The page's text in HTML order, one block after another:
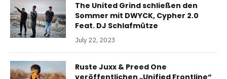
The United Grind schließen den
Sommer mit DWYCK, Cypher 2.0
Feat. DJ Schlafmütze
July 22, 2023
Ruste Juxx & Preed One
veröffentlichen „Unified Frontline“